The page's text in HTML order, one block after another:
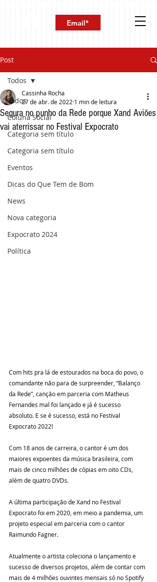
Post
Todos
Coluna Social
Categoria sem título
Categoria sem título
Eventos
Dicas do Que Tem de Bom
News
Nova categoria
Expocrato 2024
Política
Todos
Segura no punho da Rede porque Xand Aviões
vai aterrissar no Festival Expocrato
Cassinha Rocha
27 de abr. de 2022 1 min de leitura
Com hits pra lá de estourados na boca do povo, o
comandante não para de surpreender, “Balanço
da Rede”, canção em parceria com Matheus
Fernandes mal foi lançado e já é sucesso
absoluto. E se é sucesso, está no Festival
Expocrato 2022!
Com 18 anos de carreira, o cantor é um dos
maiores expoentes da música brasileira, com
mais de cinco milhões de cópias em oito CDs,
além de quatro DVDs.
A última participação de Xand no Festival
Expocrato foi em 2020, em meio a pandemia, um
projeto especial em parceria com o cantor
Raimundo Fagner.
Atualmente o artista coleciona o lançamento e
sucesso de diversos projetos, além de contar com
mais de 4 milhões ouvintes mensais só no Spotify